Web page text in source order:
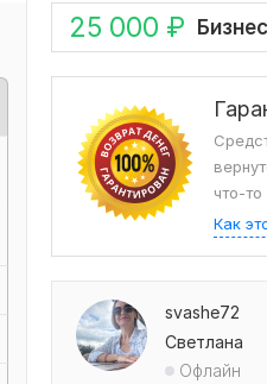
25 000 ₽ Бизнес
что-
Как
svashe72
Светлана
Офлайн